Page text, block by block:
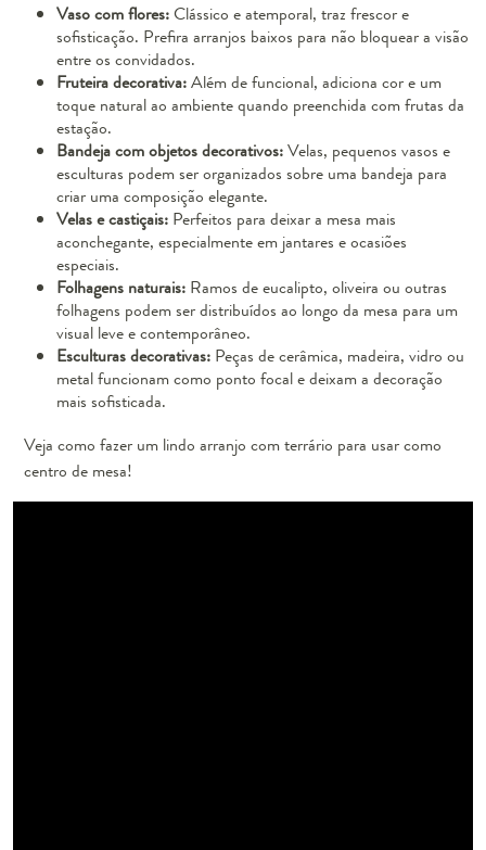
Vaso com flores:Clássico e atemporal, traz frescor e
sofisticação. Prefira arranjos baixos para não bloquear a visão
entre os convidados.
Fruteira decorativa:Além de funcional, adiciona cor e um
toque natural ao ambiente quando preenchida com frutas da
estação.
Bandeja com objetos decorativos:Velas, pequenos vasos e
esculturas podem ser organizados sobre uma bandeja para
criar uma composição elegante.
Velas e castiçais: Perfeitos para deixar a mesa mais
aconchegante, especialmente em jantares e ocasiões
especiais.
Folhagens naturais: Ramos de eucalipto, oliveira ou outras
folhagens podem ser distribuídos ao longo da mesa para um
visual leve e contemporâneo.
Esculturas decorativas: Peças de cerâmica, madeira, vidro ou
metal funcionam como ponto focal e deixam a decoração
mais sofisticada.
Veja como fazer um lindo arranjo com terrário para usar como
centro de mesa!